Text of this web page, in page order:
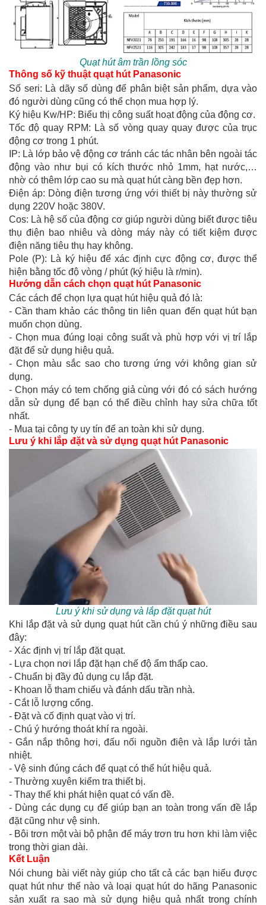
Quạt hút âm trần lồng sóc
Thông số kỹ thuật quạt hút Panasonic
Số seri: Là dãy số dùng để phân biệt sản phẩm, dựa vào
đó người dùng cũng có thể chọn mua hợp lý.
Ký hiệu Kw/HP: Biểu thị công suất hoạt động của động cơ.
Tốc độ quay RPM: Là số vòng quay quay được của trục
động cơ trong 1 phút.
IP: Là lớp bảo vệ động cơ tránh các tác nhân bên ngoài tác
động vào như bụi có kích thước nhỏ 1mm, hạt nước,…
nhờ có thêm lớp cao su mà quạt hút càng bền đẹp hơn.
Điện áp: Dòng điện tương ứng với thiết bị này thường sử
dụng 220V hoặc 380V.
Cos: Là hệ số của động cơ giúp người dùng biết được tiêu
thụ điện bao nhiêu và dòng máy này có tiết kiệm được
điện năng tiêu thụ hay không.
Pole (P): Là ký hiệu để xác định cực động cơ, được thể
hiện bằng tốc độ vòng / phút (ký hiệu là r/min).
Hướng dẫn cách chọn quạt hút Panasonic
Các cách để chọn lựa quạt hút hiệu quả đó là:
- Cần tham khảo các thông tin liên quan đến quạt hút bạn
muốn chọn dùng.
- Chọn mua đúng loại công suất và phù hợp với vị trí lắp
đặt để sử dụng hiệu quả.
- Chọn màu sắc sao cho tương ứng với không gian sử
dụng.
- Chọn máy có tem chống giả cùng với đó có sách hướng
dẫn sử dụng để bạn có thể điều chỉnh hay sửa chữa tốt
nhất.
- Mua tại công ty uy tín để an toàn khi sử dụng.
Lưu ý khi lắp đặt và sử dụng quạt hút Panasonic
Lưu ý khi sử dụng và lắp đặt quạt hút
Khi lắp đặt và sử dụng quạt hút cần chú ý những điều sau
đây:
- Xác định vị trí lắp đặt quạt.
- Lựa chọn nơi lắp đặt hạn chế độ ẩm thấp cao.
- Chuẩn bị đầy đủ dụng cụ lắp đặt.
- Khoan lỗ tham chiếu và đánh dấu trần nhà.
- Cắt lỗ lượng cổng.
- Đặt và cố định quạt vào vị trí.
- Chú ý hướng thoát khí ra ngoài.
- Gắn nắp thông hơi, đấu nối nguồn điện và lắp lưới tản
nhiệt.
- Vệ sinh đúng cách để quạt có thể hút hiệu quả.
- Thường xuyên kiểm tra thiết bị.
- Thay thế khi phát hiện quạt có vấn đề.
- Dùng các dụng cụ để giúp bạn an toàn trong vấn đề lắp
đặt cũng như vệ sinh.
- Bôi trơn một vài bộ phận để máy trơn tru hơn khi làm việc
trong thời gian dài.
Kết Luận
Nói chung bài viết này giúp cho tất cả các bạn hiểu được
quạt hút như thế nào và loại quạt hút do hãng Panasonic
sản xuất ra sao mà sử dụng hiệu quả nhất trong chính